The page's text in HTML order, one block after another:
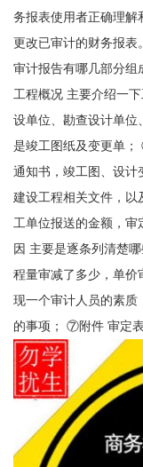
务报表使用者正确理解
更改已审计的财务报表。
审计报告有哪几部分
工程概况 主要介绍一
设单位、勘查设计单
是竣工图纸及变更单
通知书，竣工图、设计
建设工程相关文件，
工单位报送的金额，
因 主要是逐条列清楚
程量审减了多少，单价
现一个审计人员的素
的事项； ⑦附件 审定